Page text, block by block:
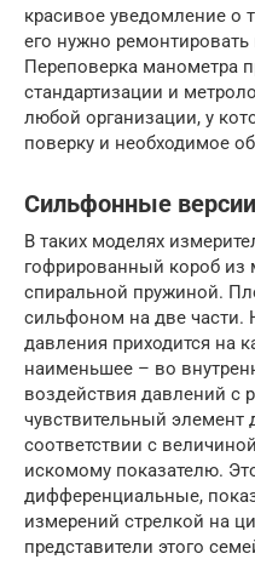
красивое уведомление о
его нужно
Переповерка манометра
стандартизации и
любой организации, у
поверку и необходимое
Сильфонные версии
В таких моделях
гофрированный короб из
спиральной пружиной.
сильфоном на две части.
давления приходится на
наименьшее – во
воздействия давлений с
чувствительный элемент
соответствии с
искомому показателю.
дифференциальные,
измерений стрелкой на
представители этого